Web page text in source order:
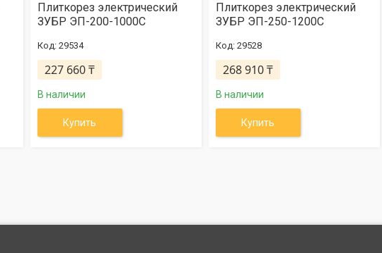
Плиткорез электрический
ЗУБР ЭП-200-1000С
29534
227 660 ₸
В наличии
Купить
Плиткорез электрический
ЗУБР ЭП-250-1200С
29528
268 910 ₸
В наличии
Купить